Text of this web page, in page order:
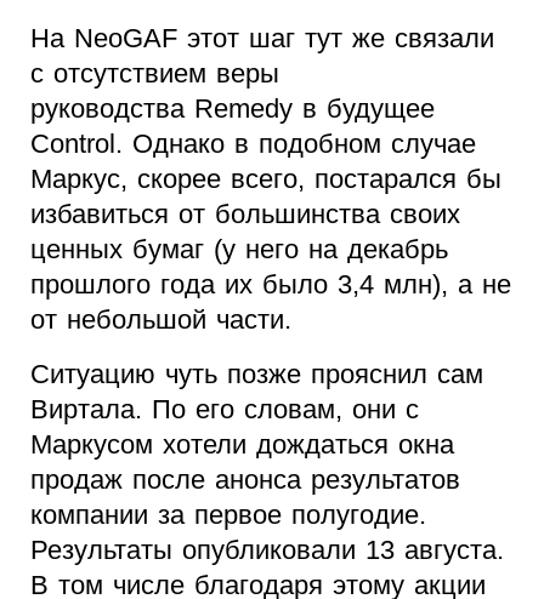
На NeoGAF этот шаг тут же связали
с отсутствием веры
руководства Remedy в будущее
Control. Однако в подобном случае
Маркус, скорее всего, постарался бы
избавиться от большинства своих
ценных бумаг (у него на декабрь
прошлого года их было 3,4 млн), а не
от небольшой части.
Ситуацию чуть позже прояснил сам
Виртала. По его словам, они с
Маркусом хотели дождаться окна
продаж после анонса результатов
компании за первое полугодие.
Результаты опубликовали 13 августа.
В том числе благодаря этому акции